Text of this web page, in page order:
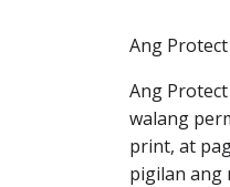
Ang
Ang
walang
print, at
pigilan ang